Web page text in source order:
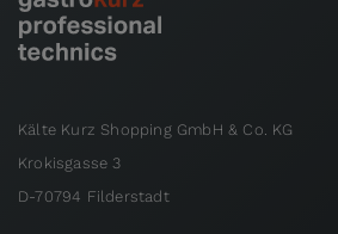
Kälte Kurz Shopping GmbH & Co. KG
Krokisgasse 3
D-70794 Filderstadt